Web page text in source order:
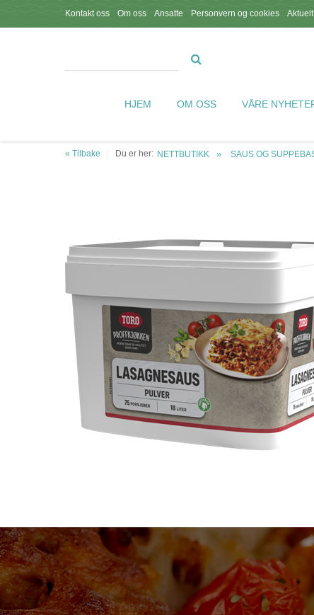
Kontakt oss Om oss Ansatte Personvern og cookies Aktuelt
HJEM OM OSS VÅRE
« Tilbake Du er her: NETTBUTIKK SAUS OG